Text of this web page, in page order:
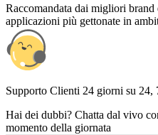
Raccomandata dai migliori
applicazioni più gettonate in
Supporto Clienti 24 giorni su 24,
Hai dei dubbi? Chatta dal vivo
momento della giornata